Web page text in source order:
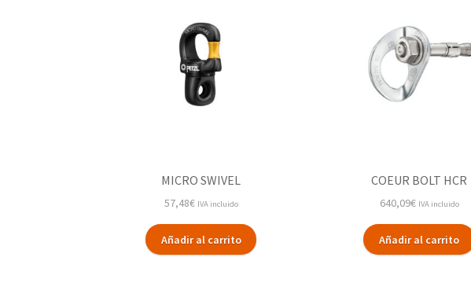
MICRO SWIVEL
57,48€ IVA incluido
Añadir al carrito
COEUR BOLT HCR
640,09€ IVA incluido
Añadir al carrito